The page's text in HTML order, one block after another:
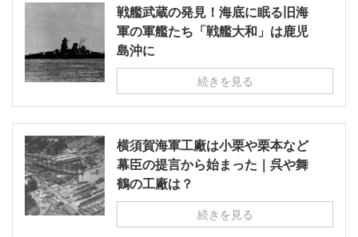
戦艦武蔵の発見！海底に眠る旧海
軍の軍艦たち「戦艦大和」は鹿児
島沖に
続きを見る
横須賀海軍工廠は小栗や栗本など
幕臣の提言から始まった｜呉や舞
鶴の工廠は？
続きを見る